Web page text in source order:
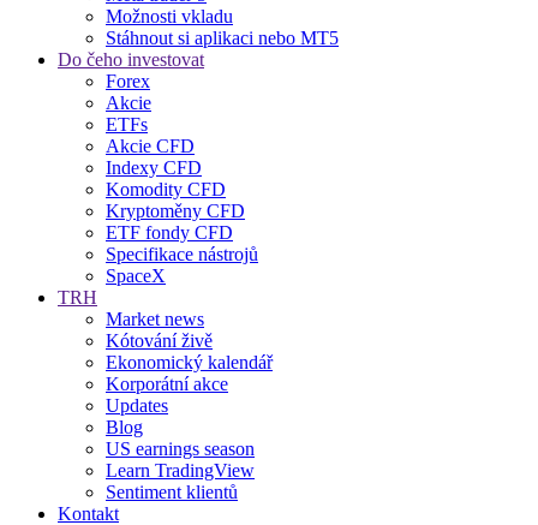
Možnosti vkladu
Stáhnout si aplikaci nebo MT5
Do čeho investovat
Forex
Akcie
ETFs
Akcie CFD
Indexy CFD
Komodity CFD
Kryptoměny CFD
ETF fondy CFD
Specifikace nástrojů
SpaceX
TRH
Market news
Kótování živě
Ekonomický kalendář
Korporátní akce
Updates
Blog
US earnings season
Learn TradingView
Sentiment klientů
Kontakt